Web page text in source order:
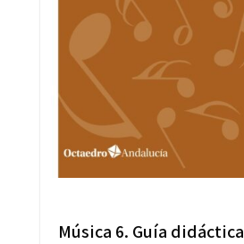
Música 6. Guía didáctica